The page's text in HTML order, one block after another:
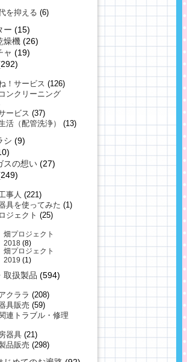
を抑える (6)
ー (15)
燥機 (26)
ャ (19)
！サービス (126)
ンクリーニング
ービス (37)
活（配管洗浄）
(13)
シ (9)
スの想い(27)
事人 (221)
具を使ってみた (1)
ジェクト (25)
畑プロジェクト
2018(8)
畑プロジェクト
2019 (1)
取扱製品 (594)
クララ (208)
具販売 (59)
連トラブル・修理
器具(21)
品販売 (298)